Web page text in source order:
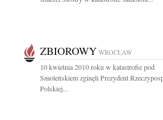
ZBIOROWY WROCŁAW
10 kwietnia 2010 roku w katastrofie pod
Smoleńskiem zginęli Prezydent
Polskiej...